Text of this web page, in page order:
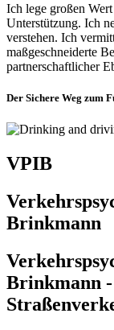
Ich lege großen
Unterstützung. Ich
verstehen. Ich
maßgeschneiderte
partnerschaftlicher
Der Sichere Weg zum
VPIB
Brinkmann
Brinkmann -